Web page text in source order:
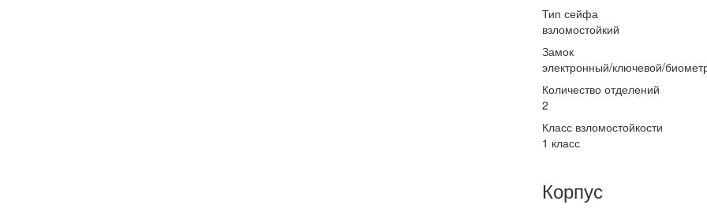
Тип сейфа
взломостойкий
Замок
электронный/ключевой/
Количество отделений
2
Класс взломостойкости
1 класс
Корпус